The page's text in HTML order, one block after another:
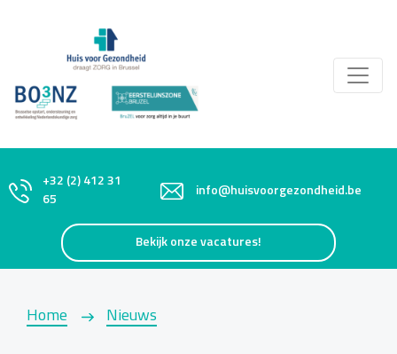
+32 (2) 412 31
65
info@huisvoorgezondheid.be
Bekijk onze vacatures!
Home Nieuws